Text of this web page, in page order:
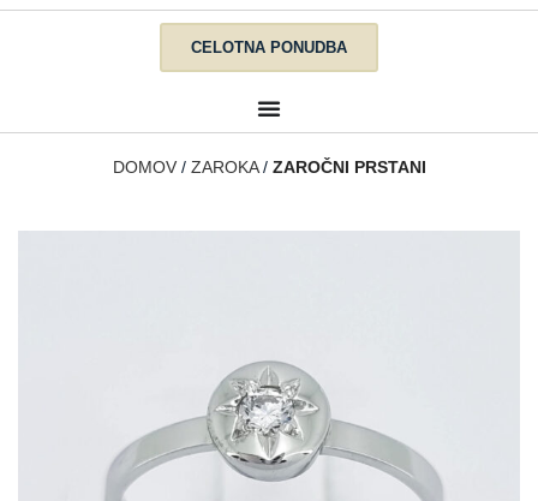
CELOTNA PONUDBA
DOMOV ZAROKA ZAROČNI PRSTANI